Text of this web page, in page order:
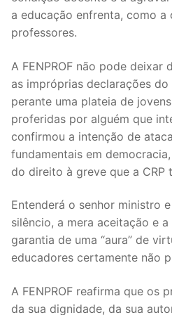
a educação enfrenta, como
professores.
A FENPROF não pode deixar
as impróprias declarações
perante uma plateia de
proferidas por alguém que
confirmou a intenção de
fundamentais em
do direito à greve que a CRP
Entenderá o senhor ministro
silêncio, a mera aceitação e
garantia de uma “aura” de
educadores certamente não
A FENPROF reafirma que os
da sua dignidade, da sua